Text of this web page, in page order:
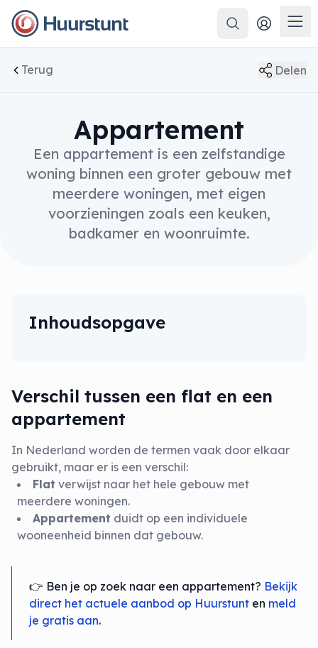
Zoeken
Terug
Delen
Appartement
Een appartement is een zelfstandige
woning binnen een groter gebouw met
meerdere woningen, met eigen
voorzieningen zoals een keuken,
badkamer en woonruimte.
Inhoudsopgave
Verschil tussen een flat en een
appartement
In Nederland worden de termen vaak door elkaar
gebruikt, maar er is een verschil:
Flat verwijst naar het hele gebouw met
meerdere woningen.
Appartement duidt op een individuele
wooneenheid binnen dat gebouw.
👉 Ben je op zoek naar een appartement? Bekijk
direct het actuele aanbod op Huurstunt en meld
je gratis aan.